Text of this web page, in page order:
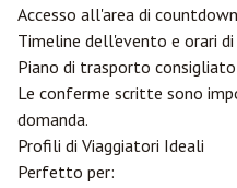
Accesso all'area di
Timeline dell'evento e orari
Piano di trasporto consigliato
Le conferme scritte sono
domanda.
Profili di Viaggiatori Ideali
Perfetto per: